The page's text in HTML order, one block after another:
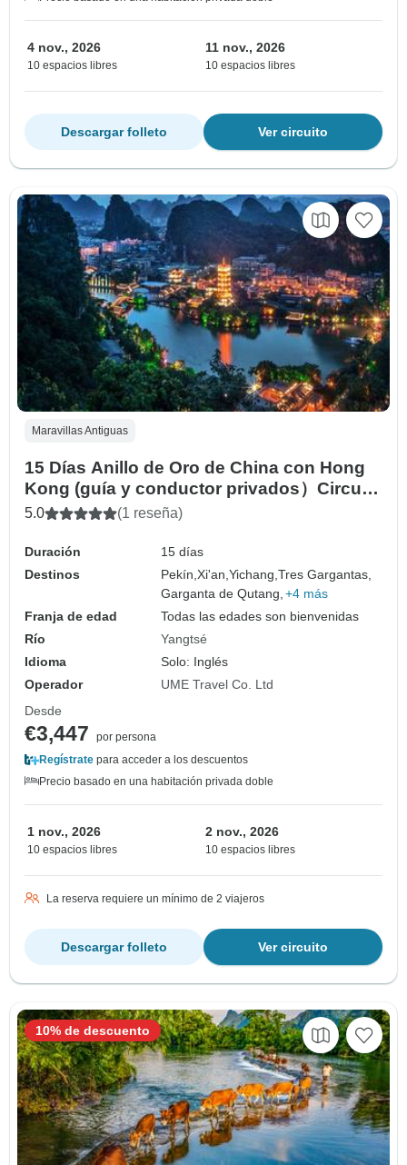
4 nov., 2026
10 espacios libres
11 nov., 2026
10 espacios libres
Ver circuito
Descargar folleto
Maravillas Antiguas
15 Días Anillo de Oro de China con Hong
Kong (guía y conductor privados）Circuito
Familiar Personalizable
5.0 (1 reseña)
Duración
15 días
Destinos
Pekín,Xi'an,Yichang,Tres Gargantas,
Garganta de Qutang, +4 más
Franja de edad
Todas las edades son bienvenidas
Río
Yangtsé
Idioma
Solo: Inglés
Operador
UME Travel Co. Ltd
Desde
€3,447
por persona
Regístrate para acceder a los descuentos
Precio basado en una habitación privada doble
1 nov., 2026
10 espacios libres
2 nov., 2026
10 espacios libres
La reserva requiere un mínimo de 2 viajeros
Ver circuito
Descargar folleto
10% de descuento